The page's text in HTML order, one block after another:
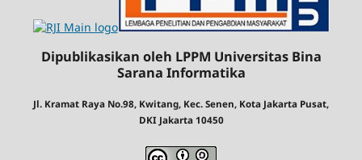
Dipublikasikan oleh LPPM Universitas Bina
Sarana Informatika
Jl. Kramat Raya No.98, Kwitang, Kec. Senen, Kota Jakarta Pusat,
DKI Jakarta 10450